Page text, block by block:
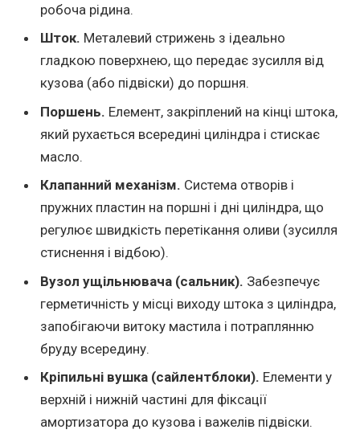
робоча рідина.
Шток. Металевий стрижень з ідеально
гладкою поверхнею, що передає зусилля від
кузова (або підвіски) до поршня.
Поршень. Елемент, закріплений на кінці штока,
який рухається всередині циліндра і стискає
масло.
Клапанний механізм. Система отворів і
пружних пластин на поршні і дні циліндра, що
регулює швидкість перетікання оливи (зусилля
стиснення і відбою).
Вузол ущільнювача (сальник). Забезпечує
герметичність у місці виходу штока з циліндра,
запобігаючи витоку мастила і потраплянню
бруду всередину.
Кріпильні вушка (сайлентблоки). Елементи у
верхній і нижній частині для фіксації
амортизатора до кузова і важелів підвіски.